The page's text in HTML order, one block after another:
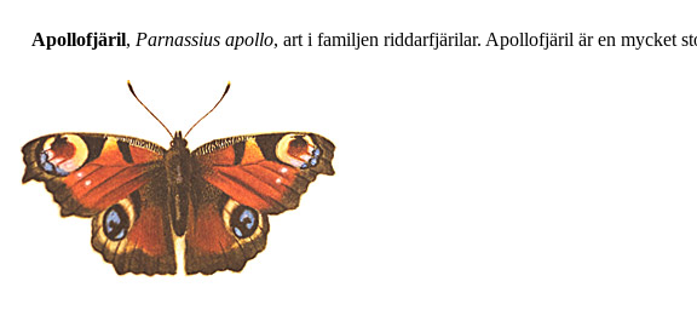
Apollofjäril, Parnassius apollo, art i familjen riddarfjärilar. Apollofjäril är en mycket